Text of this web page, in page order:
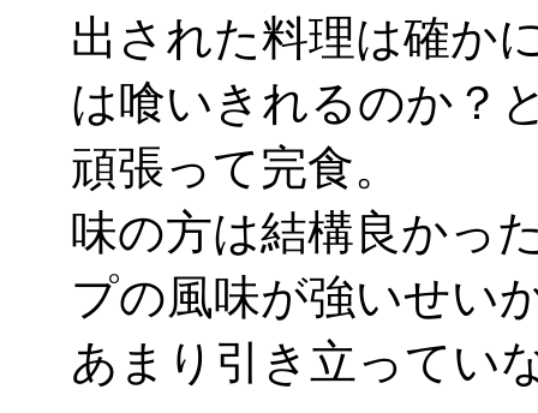
出された料理は確か
は喰いきれるのか？
頑張って完食。
味の方は結構良かっ
プの風味が強いせい
あまり引き立ってい